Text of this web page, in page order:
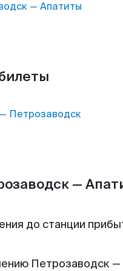
— Апатиты
— Петрозаводск
—
до станции
Петрозаводск —